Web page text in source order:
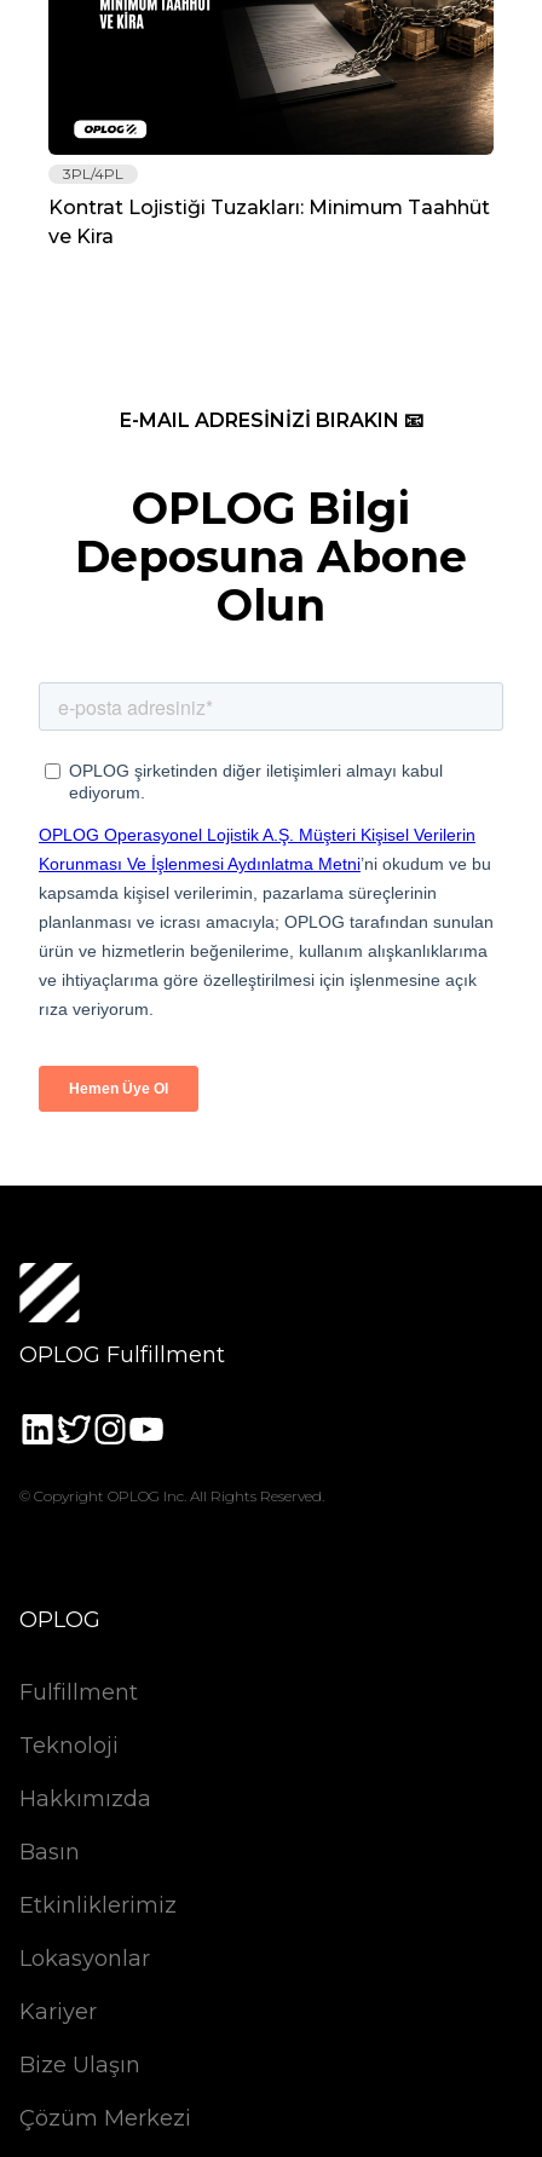
3PL/4PL
Kontrat Lojistiği Tuzakları: Minimum Taahhüt
ve Kira
E-MAIL ADRESİNİZİ BIRAKIN 📧
OPLOG Bilgi
Deposuna Abone
Olun
OPLOG Fulfillment
© Copyright OPLOG Inc. All Rights Reserved.
OPLOG
Fulfillment
Teknoloji
Hakkımızda
Basın
Etkinliklerimiz
Lokasyonlar
Kariyer
Bize Ulaşın
Çözüm Merkezi